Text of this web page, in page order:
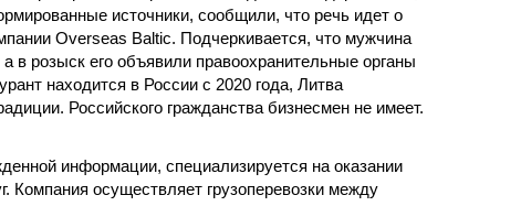
источники, сообщили, что речь идет о
Overseas Baltic. Подчеркивается, что мужчина
в розыск его объявили правоохранительные органы
находится в России с 2020 года, Литва
Российского гражданства бизнесмен не имеет.
информации, специализируется на оказании
Компания осуществляет грузоперевозки между